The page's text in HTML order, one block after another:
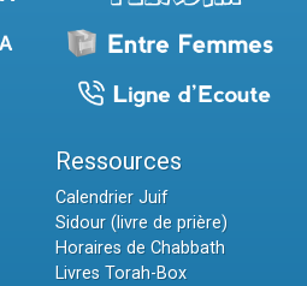
Ressources
Calendrier Juif
Sidour (livre de prière)
Horaires de Chabbath
Livres Torah-Box